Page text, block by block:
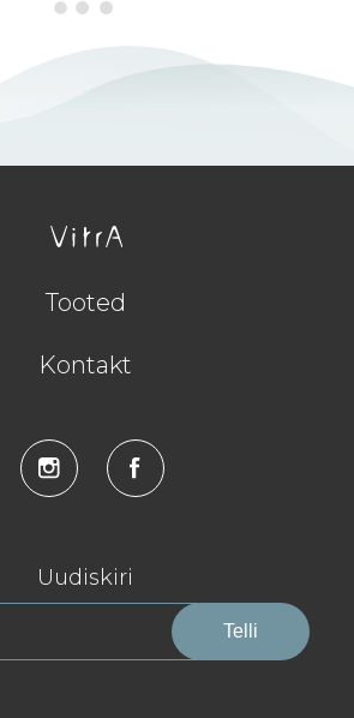
Tooted
Kontakt
Uudiskiri